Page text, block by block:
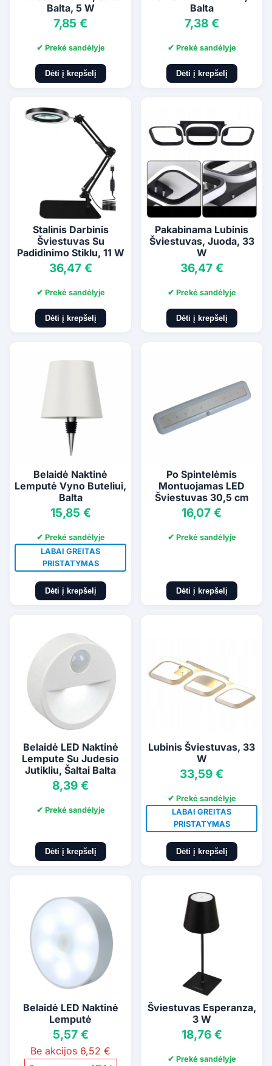
Balta, 5 W
7,85 €
✔ Prekė sandėlyje
Dėti į krepšelį
Balta
7,38 €
✔ Prekė sandėlyje
Dėti į krepšelį
Stalinis Darbinis
Šviestuvas Su
Padidinimo Stiklu, 11 W
36,47 €
✔ Prekė sandėlyje
Dėti į krepšelį
Pakabinama Lubinis
Šviestuvas, Juoda, 33
W
36,47 €
✔ Prekė sandėlyje
Dėti į krepšelį
Belaidė Naktinė
Lemputė Vyno Buteliui,
Balta
15,85 €
✔ Prekė sandėlyje
LABAI GREITAS
PRISTATYMAS
Dėti į krepšelį
Po Spintelėmis
Montuojamas LED
Šviestuvas 30,5 cm
16,07 €
✔ Prekė sandėlyje
Dėti į krepšelį
Belaidė LED Naktinė
Lempute Su Judesio
Jutikliu, Šaltai Balta
8,39 €
✔ Prekė sandėlyje
Dėti į krepšelį
Lubinis Šviestuvas, 33
W
33,59 €
✔ Prekė sandėlyje
LABAI GREITAS
PRISTATYMAS
Dėti į krepšelį
Belaidė LED Naktinė
Lemputė
5,57 €
Be akcijos 6,52 €
Šviestuvas Esperanza,
3 W
18,76 €
✔ Prekė sandėlyje